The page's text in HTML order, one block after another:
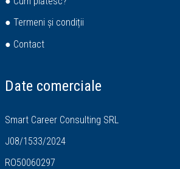
● Termeni și condiții
● Contact
Date comerciale
Smart Career Consulting SRL
J08/1533/2024
RO50060297